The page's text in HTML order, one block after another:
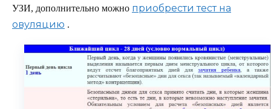
УЗИ, дополнительно можно приобрести тест на
овуляцию .